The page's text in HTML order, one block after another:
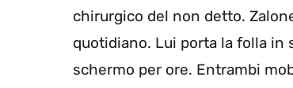
chirurgico del non detto.
quotidiano. Lui porta la folla in
schermo per ore. Entrambi